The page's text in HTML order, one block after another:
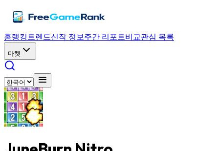
홈랭킹 트렌드신작 정보 주간 리포트비교관심 목록
마켓